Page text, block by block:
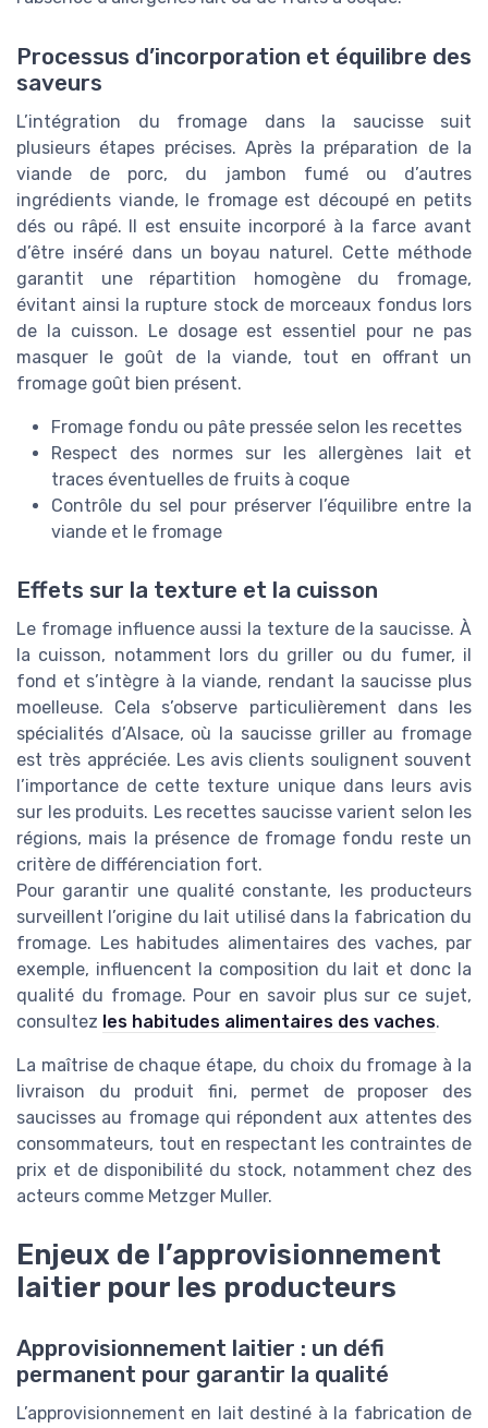
Processus d’incorporation et équilibre des
saveurs
L’intégration du fromage dans la saucisse suit
plusieurs étapes précises. Après la préparation de la
viande de porc, du jambon fumé ou d’autres
ingrédients viande, le fromage est découpé en petits
dés ou râpé. Il est ensuite incorporé à la farce avant
d’être inséré dans un boyau naturel. Cette méthode
garantit une répartition homogène du fromage,
évitant ainsi la rupture stock de morceaux fondus lors
de la cuisson. Le dosage est essentiel pour ne pas
masquer le goût de la viande, tout en offrant un
fromage goût bien présent.
Fromage fondu ou pâte pressée selon les recettes
Respect des normes sur les allergènes lait et
traces éventuelles de fruits à coque
Contrôle du sel pour préserver l’équilibre entre la
viande et le fromage
Effets sur la texture et la cuisson
Le fromage influence aussi la texture de la saucisse. À
la cuisson, notamment lors du griller ou du fumer, il
fond et s’intègre à la viande, rendant la saucisse plus
moelleuse. Cela s’observe particulièrement dans les
spécialités d’Alsace, où la saucisse griller au fromage
est très appréciée. Les avis clients soulignent souvent
l’importance de cette texture unique dans leurs avis
sur les produits. Les recettes saucisse varient selon les
régions, mais la présence de fromage fondu reste un
critère de différenciation fort.
Pour garantir une qualité constante, les producteurs
surveillent l’origine du lait utilisé dans la fabrication du
fromage. Les habitudes alimentaires des vaches, par
exemple, influencent la composition du lait et donc la
qualité du fromage. Pour en savoir plus sur ce sujet,
consultez les habitudes alimentaires des vaches.
La maîtrise de chaque étape, du choix du fromage à la
livraison du produit fini, permet de proposer des
saucisses au fromage qui répondent aux attentes des
consommateurs, tout en respectant les contraintes de
prix et de disponibilité du stock, notamment chez des
acteurs comme Metzger Muller.
Enjeux de l’approvisionnement
laitier pour les producteurs
Approvisionnement laitier : un défi
permanent pour garantir la qualité
L’approvisionnement en lait destiné à la fabrication de